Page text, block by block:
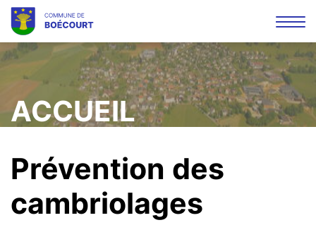
Mots
clés
la
ACCUEIL
Prévention des
cambriolages